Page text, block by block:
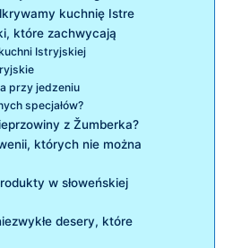
kuchnię Istre
które zachwycają
Istryjskiej
przy jedzeniu
specjałów?
z Žumberka?
których nie można
w słoweńskiej
desery, które